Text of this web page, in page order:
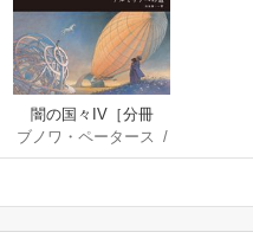
闇の国々IV［分冊
版］
ブノワ・ペータース /
フランソワ・スクイ
真一